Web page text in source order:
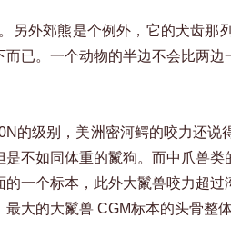
外郊熊是个例外，它的犬齿
已。一个动物的半边不会比两
的级别，美洲密河鳄的咬力还
不如同体重的鬣狗。而中爪兽
一个标本，此外大鬣兽咬力超
大的大鬣兽 CGM标本的头骨整